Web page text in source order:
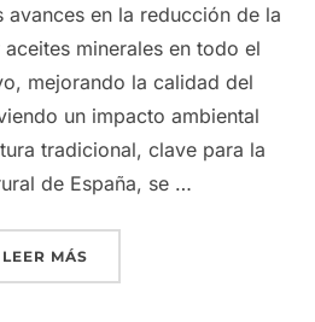
avances en la reducción de la
minerales en todo el
mejorando la calidad del
un impacto ambiental
tradicional, clave para la
de España, se …
LEER MÁS«GRUPO INTERÓLEO